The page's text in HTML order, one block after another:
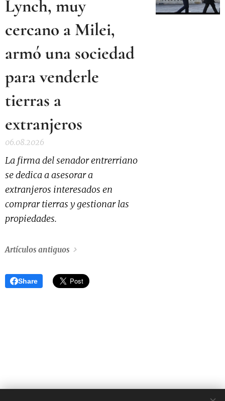
Lynch, muy
cercano a Milei,
armó una sociedad
para venderle
tierras a
extranjeros
06.08.2026
La firma del senador entrerriano
se dedica a asesorar a
extranjeros interesados en
comprar tierras y gestionar las
propiedades.
Artículos antiguos
Share